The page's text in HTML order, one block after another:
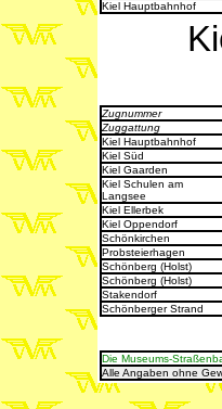
Kiel Hauptbahnhof
Zugnummer
Zuggattung
Kiel Hauptbahnhof
Kiel Süd
Kiel Gaarden
Kiel Schulen am
Langsee
Kiel Ellerbek
Kiel Oppendorf
Schönkirchen
Probsteierhagen
Schönberg (Holst)
Schönberg (Holst)
Stakendorf
Schönberger Strand
Die Museums-
Alle Angaben ohne